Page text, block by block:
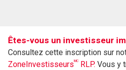
Êtes-vous un investisseur
Consultez cette inscription sur
ZoneInvestisseursMC RLP. Vous y